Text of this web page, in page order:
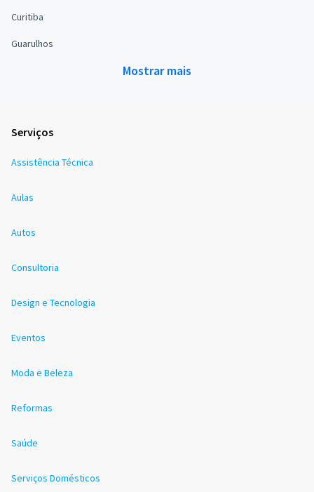
Curitiba
Guarulhos
Mostrar mais
Serviços
Assistência Técnica
Aulas
Autos
Consultoria
Design e Tecnologia
Eventos
Moda e Beleza
Reformas
Saúde
Serviços Domésticos